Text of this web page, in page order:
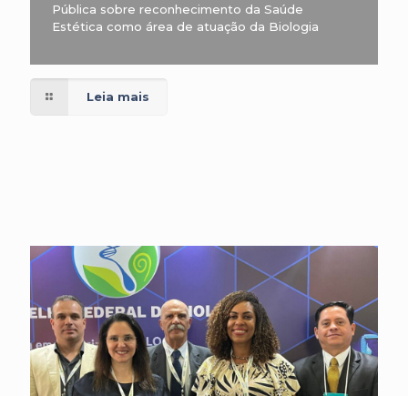
Pública sobre reconhecimento da Saúde
Estética como área de atuação da Biologia
Leia mais